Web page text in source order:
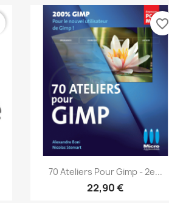
Aperçu rapide
70 Ateliers Pour Gimp - 2e...
22,90 €
favorite_border